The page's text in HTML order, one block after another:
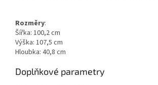
Rozměry:
Šířka: 100,2 cm
Výška: 107,5 cm
Hloubka: 40,8 cm
Doplňkové parametry